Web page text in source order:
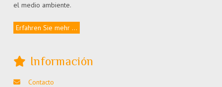
el medio ambiente.
Erfahren Sie mehr ...
Información
Contacto